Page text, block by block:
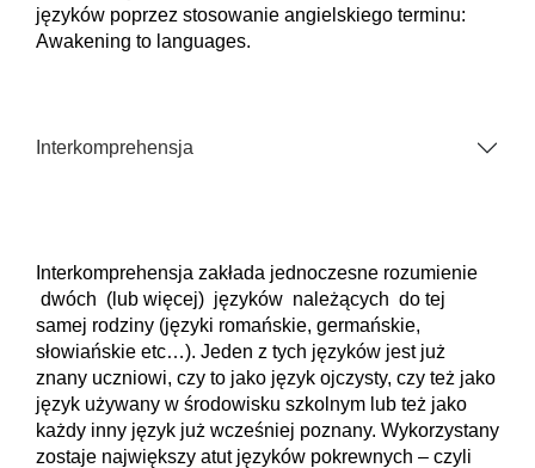
języków poprzez stosowanie angielskiego terminu:
Awakening to languages.
Interkomprehensja
Interkomprehensja zakłada jednoczesne rozumienie
dwóch (lub więcej) języków należących do tej
samej rodziny (języki romańskie, germańskie,
słowiańskie etc…). Jeden z tych języków jest już
znany uczniowi, czy to jako język ojczysty, czy też jako
język używany w środowisku szkolnym lub też jako
każdy inny język już wcześniej poznany. Wykorzystany
zostaje największy atut języków pokrewnych – czyli